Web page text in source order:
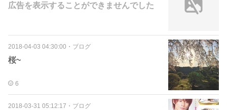
広告を表示することができませんでした
2018-04-03 04:30:00 ・ ブログ
桜~
6
2018-03-31 05:12:17 ・ ブログ